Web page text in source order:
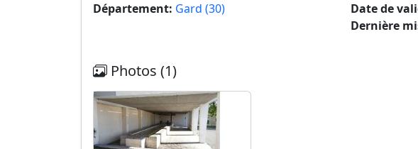
Département: Gard (30)
Date de
Dernière
Photos (1)